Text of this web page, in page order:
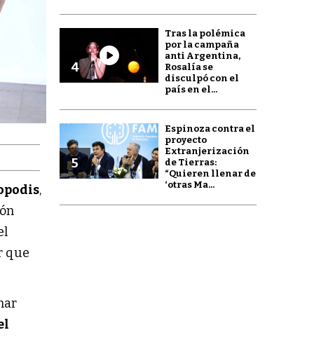
,
que
4
Tras la polémica
por la campaña
anti Argentina,
Rosalía se
disculpó con el
país en el...
5
Espinoza contra el
proyecto
Extranjerización
de Tierras:
“Quieren llenar de
‘otras Ma...